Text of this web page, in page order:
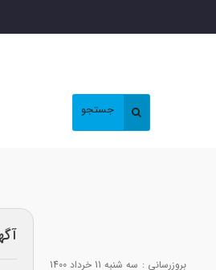
جستجو
بروزرسانی : سه شنبه 11 خرداد 1400